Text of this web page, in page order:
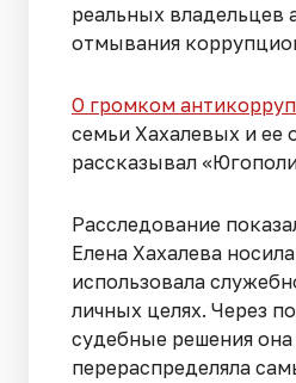
реальных владельцев
отмывания
О громком
семьи Хахалевых и ее
рассказывал
Расследование
Елена Хахалева
использовала
личных целях. Через
судебные решения она
перераспределяла